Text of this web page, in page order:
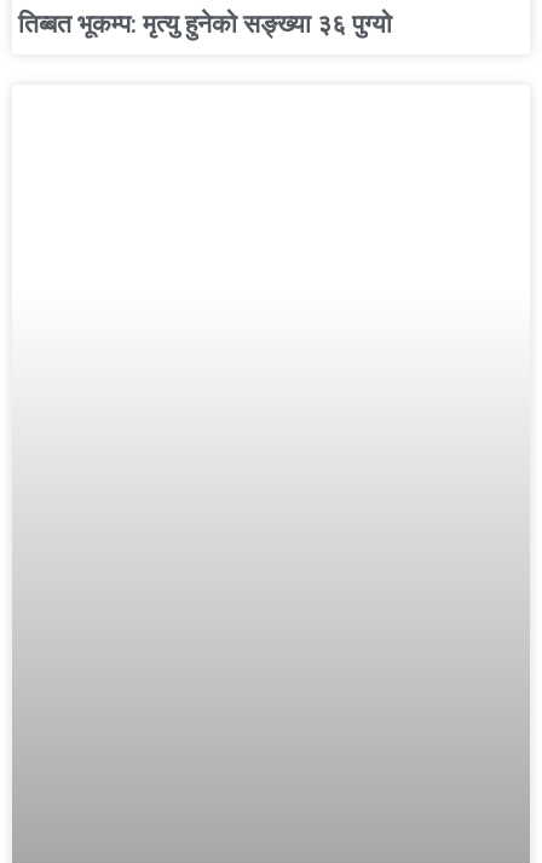
तिब्बत भूकम्प: मृत्यु हुनेको सङ्ख्या ३६ पुग्यो